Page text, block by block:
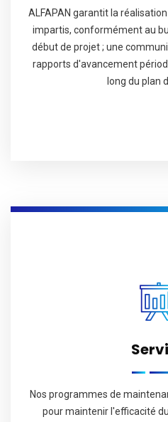
ALFAPAN garantit la
impartis, conformément au
début de projet ; une
rapports d'avancement
long du plan
Nos programmes de
pour maintenir l'efficacité